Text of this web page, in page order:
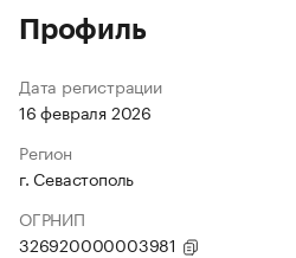
Профиль
Дата регистрации
16 февраля 2026
Регион
г. Севастополь
ОГРНИП
326920000003981